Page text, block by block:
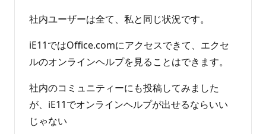
社内ユーザーは全て、私と同じ状況です。
iE11ではOffice.comにアクセスできて、エクセ
ルのオンラインヘルプを見ることはできます。
社内のコミュニティーにも投稿してみました
が、iE11でオンラインヘルプが出せるならいい
じゃない